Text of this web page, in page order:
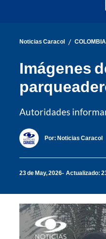
Noticias Caracol / COLOMBIA
Imágenes
Autoridades
Por: Noticias Caracol
23 de May, 2026 Actualizado: